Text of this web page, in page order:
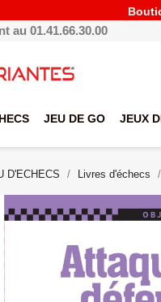
au 01.41.66.30.00
JEU DE GO JEUX
D'ECHECS Livres d'échecs